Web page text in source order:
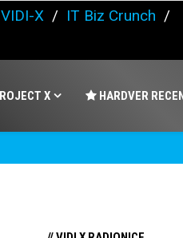
VIDI-X / IT Biz Crunch /
X HARDVER